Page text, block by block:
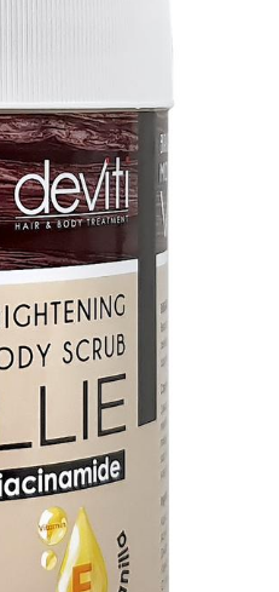
lengkap – rawat diri dari ujung
teruji efektif untuk rambut
aman dipakai rutin tanpa efek